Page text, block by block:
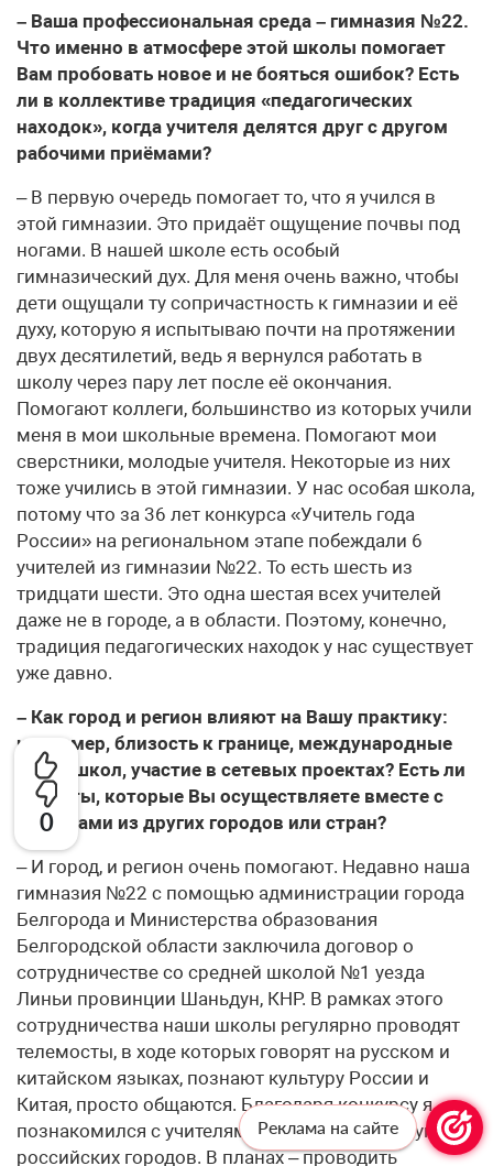
0
– Ваша профессиональная среда – гимназия №22.
Что именно в атмосфере этой школы помогает
Вам пробовать новое и не бояться ошибок? Есть
ли в коллективе традиция «педагогических
находок», когда учителя делятся друг с другом
рабочими приёмами?
– В первую очередь помогает то, что я учился в
этой гимназии. Это придаёт ощущение почвы под
ногами. В нашей школе есть особый
гимназический дух. Для меня очень важно, чтобы
дети ощущали ту сопричастность к гимназии и её
духу, которую я испытываю почти на протяжении
двух десятилетий, ведь я вернулся работать в
школу через пару лет после её окончания.
Помогают коллеги, большинство из которых учили
меня в мои школьные времена. Помогают мои
сверстники, молодые учителя. Некоторые из них
тоже учились в этой гимназии. У нас особая школа,
потому что за 36 лет конкурса «Учитель года
России» на региональном этапе побеждали 6
учителей из гимназии №22. То есть шесть из
тридцати шести. Это одна шестая всех учителей
даже не в городе, а в области. Поэтому, конечно,
традиция педагогических находок у нас существует
уже давно.
– Как город и регион влияют на Вашу практику:
например, близость к границе, международные
связи школ, участие в сетевых проектах? Есть ли
проекты, которые Вы осуществляете вместе с
коллегами из других городов или стран?
– И город, и регион очень помогают. Недавно наша
гимназия №22 с помощью администрации города
Белгорода и Министерства образования
Белгородской области заключила договор о
сотрудничестве со средней школой №1 уезда
Линьи провинции Шаньдун, КНР. В рамках этого
сотрудничества наши школы регулярно проводят
телемосты, в ходе которых говорят на русском и
китайском языках, познают культуру России и
Китая, просто общаются. Благодаря конкурсу я
познакомился с учителями китайского из других
российских городов. В планах – проводить
Реклама на сайте